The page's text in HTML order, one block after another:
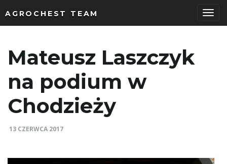
e
AGROCHEST TEAM
Mateusz Laszczyk
na podium w
Chodzieży
13 CZERWCA 2017